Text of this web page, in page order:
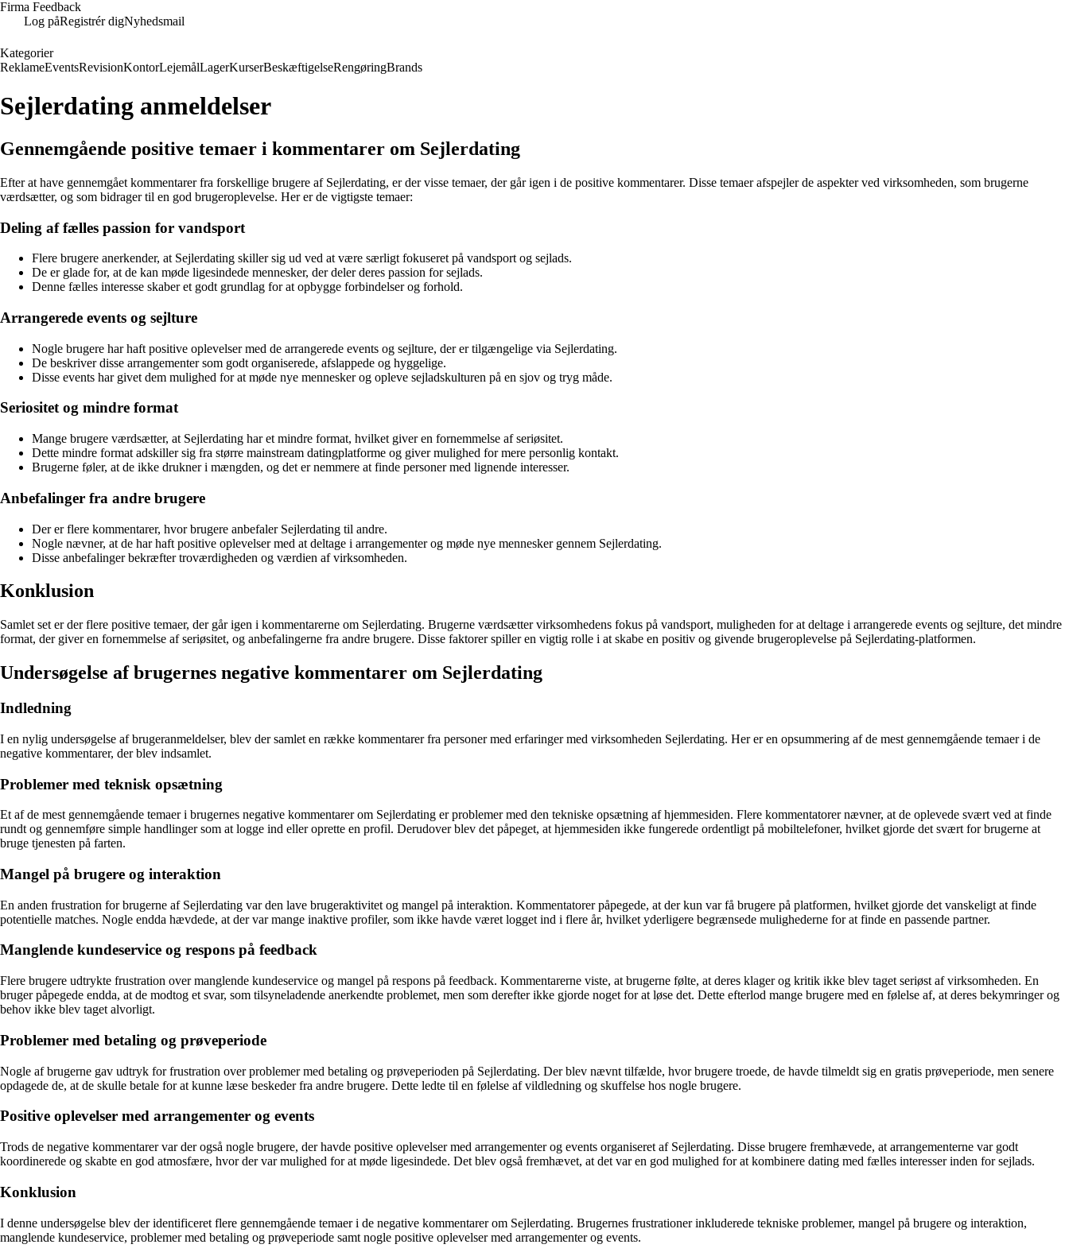
Firma Feedback
Log påRegistrér digNyhedsmail
Kategorier
ReklameEventsRevisionKontorLejemålLagerKurserBeskæftigelseRengøringBrands
Sejlerdating anmeldelser
Gennemgående positive temaer i kommentarer om Sejlerdating
Efter at have gennemgået kommentarer fra forskellige brugere af Sejlerdating, er der visse temaer, der går igen i de positive kommentarer. Disse temaer afspejler de aspekter ved virksomheden, som brugerne
værdsætter, og som bidrager til en god brugeroplevelse. Her er de vigtigste temaer:
Deling af fælles passion for vandsport
Flere brugere anerkender, at Sejlerdating skiller sig ud ved at være særligt fokuseret på vandsport og sejlads.
De er glade for, at de kan møde ligesindede mennesker, der deler deres passion for sejlads.
Denne fælles interesse skaber et godt grundlag for at opbygge forbindelser og forhold.
Arrangerede events og sejlture
Nogle brugere har haft positive oplevelser med de arrangerede events og sejlture, der er tilgængelige via Sejlerdating.
De beskriver disse arrangementer som godt organiserede, afslappede og hyggelige.
Disse events har givet dem mulighed for at møde nye mennesker og opleve sejladskulturen på en sjov og tryg måde.
Seriositet og mindre format
Mange brugere værdsætter, at Sejlerdating har et mindre format, hvilket giver en fornemmelse af seriøsitet.
Dette mindre format adskiller sig fra større mainstream datingplatforme og giver mulighed for mere personlig kontakt.
Brugerne føler, at de ikke drukner i mængden, og det er nemmere at finde personer med lignende interesser.
Anbefalinger fra andre brugere
Der er flere kommentarer, hvor brugere anbefaler Sejlerdating til andre.
Nogle nævner, at de har haft positive oplevelser med at deltage i arrangementer og møde nye mennesker gennem Sejlerdating.
Disse anbefalinger bekræfter troværdigheden og værdien af virksomheden.
Konklusion
Samlet set er der flere positive temaer, der går igen i kommentarerne om Sejlerdating. Brugerne værdsætter virksomhedens fokus på vandsport, muligheden for at deltage i arrangerede events og sejlture, det mindre
format, der giver en fornemmelse af seriøsitet, og anbefalingerne fra andre brugere. Disse faktorer spiller en vigtig rolle i at skabe en positiv og givende brugeroplevelse på Sejlerdating-platformen.
Undersøgelse af brugernes negative kommentarer om Sejlerdating
Indledning
I en nylig undersøgelse af brugeranmeldelser, blev der samlet en række kommentarer fra personer med erfaringer med virksomheden Sejlerdating. Her er en opsummering af de mest gennemgående temaer i de
negative kommentarer, der blev indsamlet.
Problemer med teknisk opsætning
Et af de mest gennemgående temaer i brugernes negative kommentarer om Sejlerdating er problemer med den tekniske opsætning af hjemmesiden. Flere kommentatorer nævner, at de oplevede svært ved at finde
rundt og gennemføre simple handlinger som at logge ind eller oprette en profil. Derudover blev det påpeget, at hjemmesiden ikke fungerede ordentligt på mobiltelefoner, hvilket gjorde det svært for brugerne at
bruge tjenesten på farten.
Mangel på brugere og interaktion
En anden frustration for brugerne af Sejlerdating var den lave brugeraktivitet og mangel på interaktion. Kommentatorer påpegede, at der kun var få brugere på platformen, hvilket gjorde det vanskeligt at finde
potentielle matches. Nogle endda hævdede, at der var mange inaktive profiler, som ikke havde været logget ind i flere år, hvilket yderligere begrænsede mulighederne for at finde en passende partner.
Manglende kundeservice og respons på feedback
Flere brugere udtrykte frustration over manglende kundeservice og mangel på respons på feedback. Kommentarerne viste, at brugerne følte, at deres klager og kritik ikke blev taget seriøst af virksomheden. En
bruger påpegede endda, at de modtog et svar, som tilsyneladende anerkendte problemet, men som derefter ikke gjorde noget for at løse det. Dette efterlod mange brugere med en følelse af, at deres bekymringer og
behov ikke blev taget alvorligt.
Problemer med betaling og prøveperiode
Nogle af brugerne gav udtryk for frustration over problemer med betaling og prøveperioden på Sejlerdating. Der blev nævnt tilfælde, hvor brugere troede, de havde tilmeldt sig en gratis prøveperiode, men senere
opdagede de, at de skulle betale for at kunne læse beskeder fra andre brugere. Dette ledte til en følelse af vildledning og skuffelse hos nogle brugere.
Positive oplevelser med arrangementer og events
Trods de negative kommentarer var der også nogle brugere, der havde positive oplevelser med arrangementer og events organiseret af Sejlerdating. Disse brugere fremhævede, at arrangementerne var godt
koordinerede og skabte en god atmosfære, hvor der var mulighed for at møde ligesindede. Det blev også fremhævet, at det var en god mulighed for at kombinere dating med fælles interesser inden for sejlads.
Konklusion
I denne undersøgelse blev der identificeret flere gennemgående temaer i de negative kommentarer om Sejlerdating. Brugernes frustrationer inkluderede tekniske problemer, mangel på brugere og interaktion,
manglende kundeservice, problemer med betaling og prøveperiode samt nogle positive oplevelser med arrangementer og events.